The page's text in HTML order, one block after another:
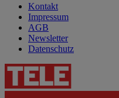
Kontakt
Impressum
AGB
Newsletter
Datenschutz